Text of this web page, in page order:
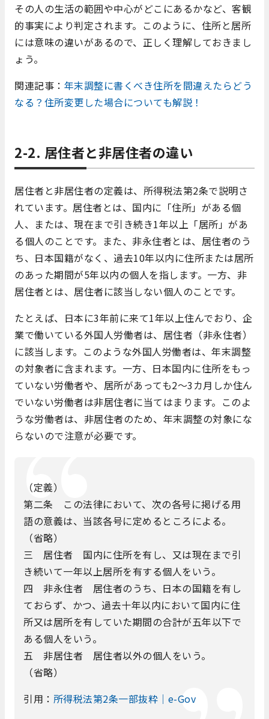
その人の生活の範囲や中心がどこにあるかなど、客観
的事実により判定されます。このように、住所と居所
には意味の違いがあるので、正しく理解しておきまし
ょう。
関連記事： 年末調整に書くべき住所を間違えたらどう
なる？住所変更した場合についても解説！
2-2. 居住者と非居住者の違い
居住者と非居住者の定義は、所得税法第2条で説明さ
れています。居住者とは、国内に「住所」がある個
人、または、現在まで引き続き1年以上「居所」があ
る個人のことです。また、非永住者とは、居住者のう
ち、日本国籍がなく、過去10年以内に住所または居所
のあった期間が5年以内の個人を指します。一方、非
居住者とは、居住者に該当しない個人のことです。
たとえば、日本に3年前に来て1年以上住んでおり、企
業で働いている外国人労働者は、居住者（非永住者）
に該当します。このような外国人労働者は、年末調整
の対象者に含まれます。一方、日本国内に住所をもっ
ていない労働者や、居所があっても2〜3カ月しか住ん
でいない労働者は非居住者に当てはまります。このよ
うな労働者は、非居住者のため、年末調整の対象にな
らないので注意が必要です。
（定義）
第二条 この法律において、次の各号に掲げる用
語の意義は、当該各号に定めるところによる。
（省略）
三 居住者 国内に住所を有し、又は現在まで引
き続いて一年以上居所を有する個人をいう。
四 非永住者 居住者のうち、日本の国籍を有し
ておらず、かつ、過去十年以内において国内に住
所又は居所を有していた期間の合計が五年以下で
ある個人をいう。
五 非居住者 居住者以外の個人をいう。
（省略）
引用： 所得税法第2条一部抜粋｜e-Gov